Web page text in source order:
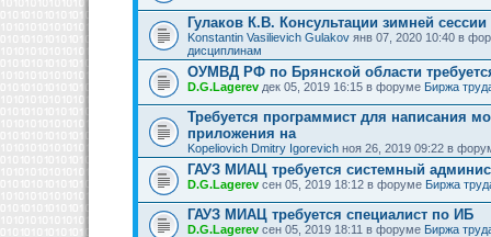
Гулаков К.В. Консультации зимней сессии
Konstantin Vasilievich Gulakov янв 07, 2020 10:40 в
дисциплинам
ОУМВД РФ по Брянской области
D.G.Lagerev дек 05, 2019 16:15 в форуме Биржа
Требуется программист для написания
приложения на
Kopeliovich Dmitry Igorevich ноя 26, 2019 09:22 в
ГАУЗ МИАЦ требуется системный
D.G.Lagerev сен 05, 2019 18:12 в форуме Биржа
ГАУЗ МИАЦ требуется специалист по ИБ
D.G.Lagerev сен 05, 2019 18:11 в форуме Биржа